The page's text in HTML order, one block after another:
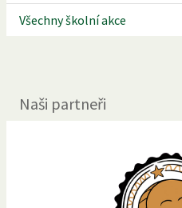
Všechny školní akce
Naši partneři